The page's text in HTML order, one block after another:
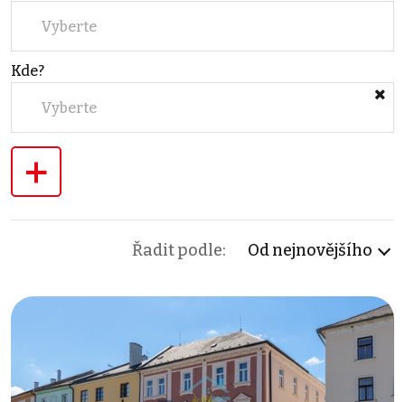
Vyberte
Kde?
Vyberte
+
Řadit podle: Od nejnovějšího